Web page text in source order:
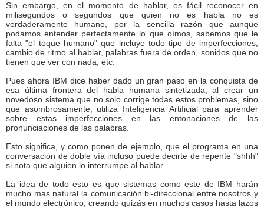
Sin embargo, en el momento de hablar, es fácil reconocer en
milisegundos o segundos que quien no es habla no es
verdaderamente humano, por la sencilla razón que aunque
podamos entender perfectamente lo que oímos, sabemos que le
falta "el toque humano" que incluye todo tipo de imperfecciones,
cambio de ritmo al hablar, palabras fuera de orden, sonidos que no
tienen que ver con nada, etc.
Pues ahora IBM dice haber dado un gran paso en la conquista de
esa última frontera del habla humana sintetizada, al crear un
novedoso sistema que no solo corrige todas estos problemas, sino
que asombrosamente, utiliza Inteligencia Artificial para aprender
sobre estas imperfecciones en las entonaciones de las
pronunciaciones de las palabras.
Esto significa, y como ponen de ejemplo, que el programa en una
conversación de doble vía incluso puede decirte de repente "shhh"
si nota que alguien lo interrumpe al hablar.
La idea de todo esto es que sistemas como este de IBM harán
mucho mas natural la comunicación bi-direccional entre nosotros y
el mundo electrónico, creando quizás en muchos casos hasta lazos